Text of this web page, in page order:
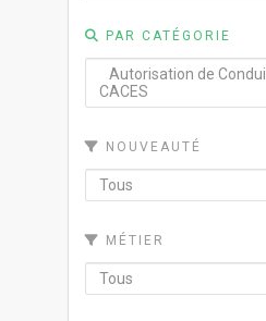
PAR CATÉGORIE
NOUVEAUTÉ
MÉTIER